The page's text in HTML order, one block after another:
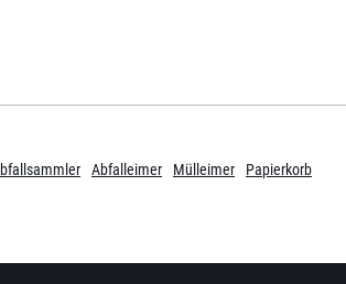
Abfalleimer Mülleimer Papierkorb